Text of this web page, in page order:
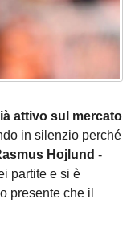
attivo sul mercato
in silenzio perché
Hojlund -
partite e si è
presente che il